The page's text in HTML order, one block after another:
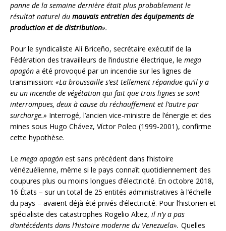
panne de la semaine dernière était plus probablement le
résultat naturel du mauvais entretien des équipements de
production et de distribution».
Pour le syndicaliste Alí Briceño, secrétaire exécutif de la
Fédération des travailleurs de l’industrie électrique, le mega
apagón a été provoqué par un incendie sur les lignes de
transmission: «La broussaille s’est tellement répandue qu’il y a
eu un incendie de végétation qui fait que trois lignes se sont
interrompues, deux à cause du réchauffement et l’autre par
surcharge.» Interrogé, l’ancien vice-ministre de l’énergie et des
mines sous Hugo Chávez, Víctor Poleo (1999-2001), confirme
cette hypothèse.
Le mega apagón est sans précédent dans l’histoire
vénézuélienne, même si le pays connaît quotidiennement des
coupures plus ou moins longues d’électricité. En octobre 2018,
16 États – sur un total de 25 entités administratives à l’échelle
du pays – avaient déjà été privés d’électricité. Pour l’historien et
spécialiste des catastrophes Rogelio Altez, il n’y a pas
d’antécédents dans l’histoire moderne du Venezuela». Quelles